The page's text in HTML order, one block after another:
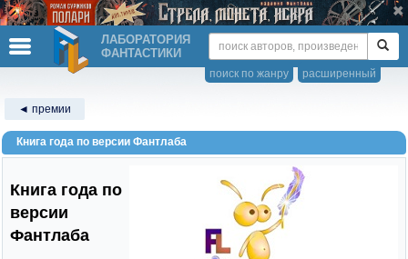
ЛАБОРАТОРИЯ
ФАНТАСТИКИ
расширенный
поиск по жанру
◄ премии
Книга года по версии Фантлаба
Книга года по
версии
Фантлаба